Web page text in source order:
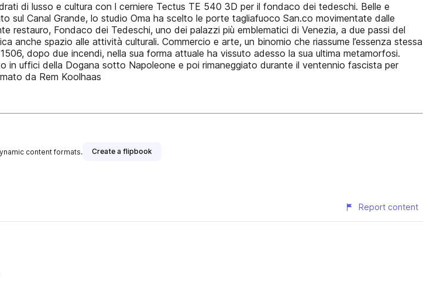
di lusso e cultura con l cerniere Tectus TE 540 3D per il fondaco dei tedeschi. Belle e
sul Canal Grande, lo studio Oma ha scelto le porte tagliafuoco San.co movimentate dalle
restauro, Fondaco dei Tedeschi, uno dei palazzi più emblematici di Venezia, a due passi del
spazio alle attività culturali. Commercio e arte, un binomio che riassume l’essenza stessa
dopo due incendi, nella sua forma attuale ha vissuto adesso la sua ultima metamorfosi.
uffici della Dogana sotto Napoleone e poi rimaneggiato durante il ventennio fascista per
da Rem Koolhaas
content formats. Create a flipbook
Report content